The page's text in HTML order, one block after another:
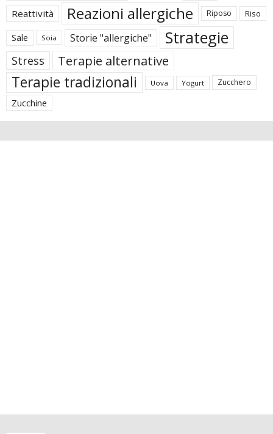
Reattività Reazioni allergiche Riposo Riso
Sale Soia Storie "allergiche" Strategie
Stress Terapie alternative
Terapie tradizionali Uova Yogurt Zucchero
Zucchine